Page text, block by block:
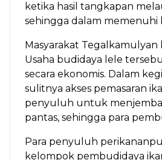
ketika hasil tangkapan
sehingga dalam
Masyarakat
Usaha budidaya lele
secara ekonomis. Dalam
sulitnya akses pemasaran
penyuluh untuk
pantas, sehingga para
Para penyuluh
kelompok pembudidaya